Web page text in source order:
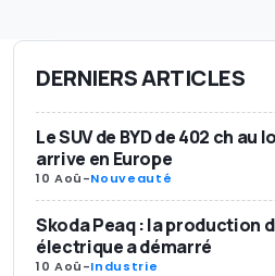
DERNIERS ARTICLES
Le SUV de BYD de 402 ch
arrive en Europe
10 Aoû-Nouveauté
Skoda Peaq : la production
électrique a démarré
10 Aoû-Industrie